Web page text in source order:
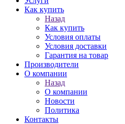
Как купить
Назад
Как купить
Условия оплаты
Условия доставки
Гарантия на товар
Производители
О компании
Назад
О компании
Новости
Политика
Контакты